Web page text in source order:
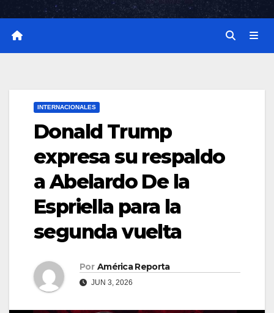
INTERNACIONALES
Donald Trump
expresa su respaldo
a Abelardo De la
Espriella para la
segunda vuelta
Por América Reporta
JUN 3, 2026